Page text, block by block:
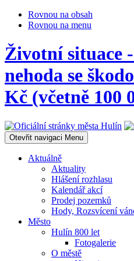
Rovnou na obsah
Rovnou na menu
Životní situace
nehoda se
Kč (včetně 100
Otevřit navigaci Menu
Aktuálně
Aktuality
Hlášení rozhlasu
Kalendář akcí
Prodej pozemků
Hody, Rozsvícení
Město
Hulín 800 let
Fotogalerie
O městě